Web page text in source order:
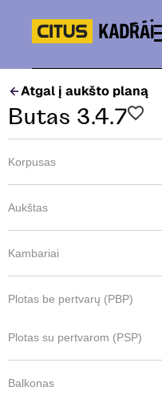
Atgal į aukšto planą
Butas 3.4.7
Korpusas
Aukštas
Kambariai
Plotas be pertvarų (PBP)
Plotas su pertvarom (PSP)
Balkonas